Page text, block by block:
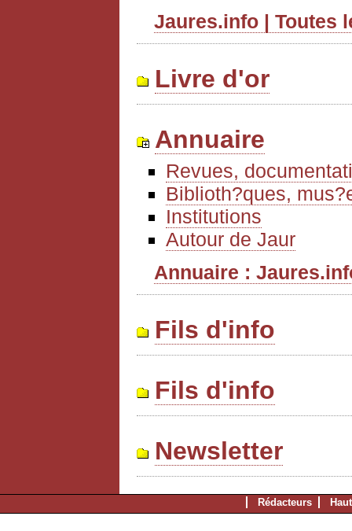
Jaures.info | Toutes
Livre d'or
Annuaire
Revues,
Biblioth?ques,
Institutions
Autour de Jaur
Annuaire :
Fils d'info
Fils d'info
Newsletter
Rédacteurs